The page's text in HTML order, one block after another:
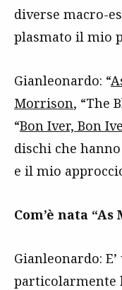
diverse macro-
plasmato il mio
Gianleonardo: “
Morrison, “The
“Bon Iver, Bon
dischi che
e il mio
Com’è nata “As
Gianleonardo:
particolarmente